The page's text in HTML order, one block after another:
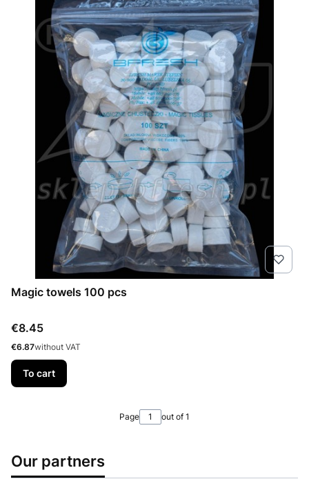
Magic towels 100 pcs
Price
€8.45
Price
€6.87without VAT
To cart
Page out of 1
Our partners